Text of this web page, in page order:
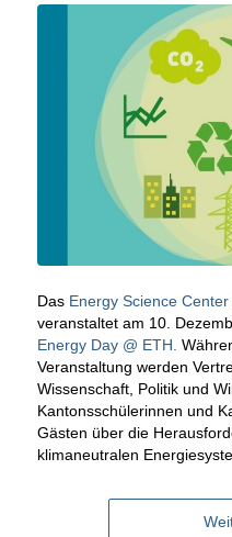
Das Energy Science Center
veranstaltet am 10.
Energy Day @ ETH.
Veranstaltung werden
Wissenschaft, Politik und
Kantonsschülerinnen und
Gästen über die
klimaneutralen